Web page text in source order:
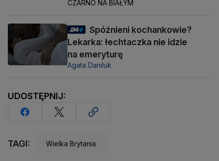
CZARNO NA BIAŁYM
Spóźnieni kochankowie?
Lekarka: łechtaczka nie idzie
na emeryturę
Agata Daniluk
UDOSTĘPNIJ:
TAGI: Wielka Brytania